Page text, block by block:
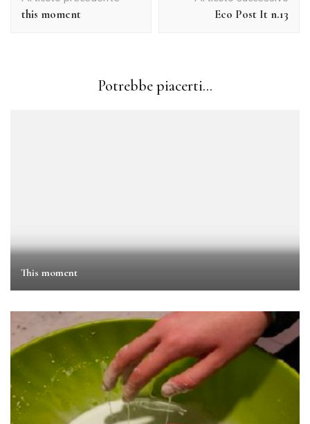
articolo
this moment Eco Post It n.13
Potrebbe piacerti...
This moment